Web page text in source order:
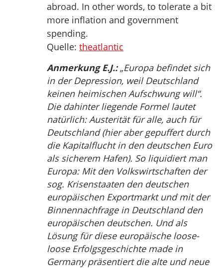
abroad. In other words, to tolerate a bit
more inflation and government
spending.
Quelle: theatlantic
Anmerkung E.J.:„Europa befindet sich
in der Depression, weil Deutschland
keinen heimischen Aufschwung will“.
Die dahinter liegende Formel lautet
natürlich: Austerität für alle, auch für
Deutschland (hier aber gepuffert durch
die Kapitalflucht in den deutschen Euro
als sicherem Hafen). So liquidiert man
Europa: Mit den Volkswirtschaften der
sog. Krisenstaaten den deutschen
europäischen Exportmarkt und mit der
Binnennachfrage in Deutschland den
europäischen deutschen. Und als
Lösung für diese europäische loose-
loose Erfolgsgeschichte made in
Germany präsentiert die alte und neue